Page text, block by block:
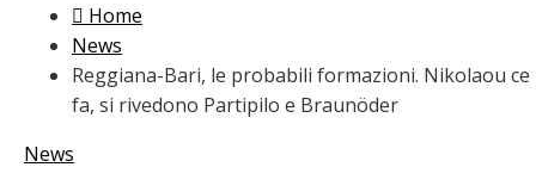
L’avversario
Giovanili
Le pagelle
Interviste
Focus
Home
News
Reggiana-Bari, le probabili formazioni. Nikolaou ce
fa, si rivedono Partipilo e Braunöder
News